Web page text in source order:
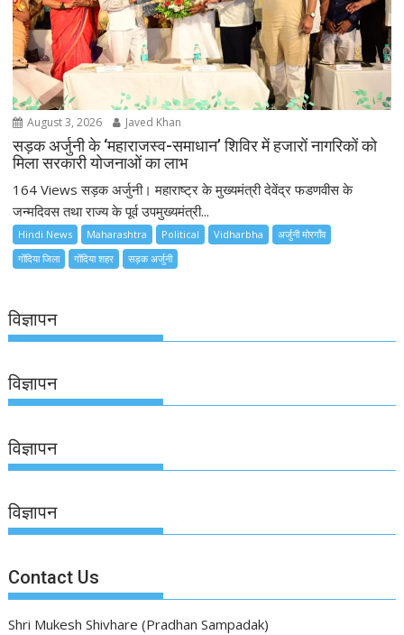
August 3, 2026 Javed Khan
सड़क अर्जुनी के ‘महाराजस्व-समाधान’ शिविर में हजारों नागरिकों को
मिला सरकारी योजनाओं का लाभ
164 Views सड़क अर्जुनी। महाराष्ट्र के मुख्यमंत्री देवेंद्र फडणवीस के
जन्मदिवस तथा राज्य के पूर्व उपमुख्यमंत्री...
Hindi News Maharashtra Political Vidharbha
अर्जुनी मोरगाँव
गोंदिया जिला
गोंदिया शहर सड़क अर्जुनी
विज्ञापन
विज्ञापन
विज्ञापन
विज्ञापन
Contact Us
Shri Mukesh Shivhare (Pradhan Sampadak)